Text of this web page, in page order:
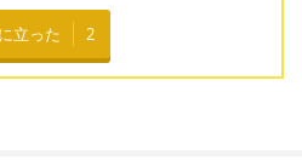
立った 2